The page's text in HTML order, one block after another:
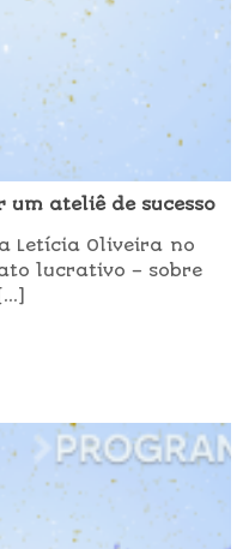
um ateliê de sucesso
Letícia Oliveira no
lucrativo – sobre